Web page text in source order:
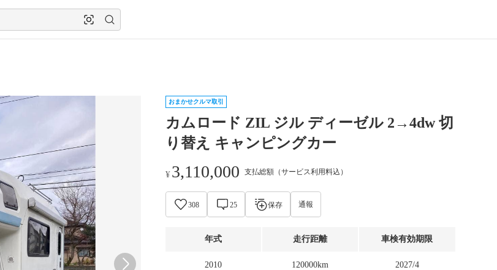
おまかせクルマ取引
カムロード ZIL ジル ディーゼル 2→4dw 切
り替え キャンピングカー
¥ 3,110,000 支払総額（サービス利用料込）
308 25 保存 通報
年式 走行距離 車検有効期限
2010 120000km 2027/4